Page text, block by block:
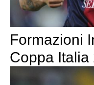
Formazioni
Coppa Italia